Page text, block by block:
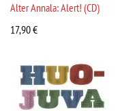
Alter Annala: Alert! (CD)
17,90€